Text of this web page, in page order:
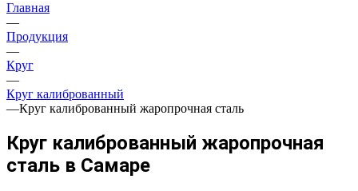
Главная
—
Продукция
—
Круг
—
Круг калиброванный
—Круг калиброванный жаропрочная сталь
Круг калиброванный жаропрочная
сталь в Самаре